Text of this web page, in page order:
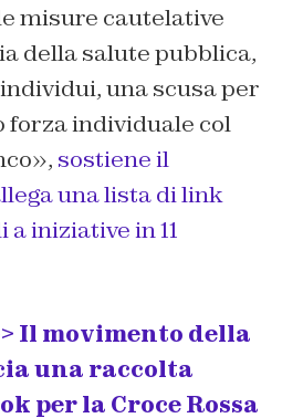
misure cautelative
della salute pubblica,
una scusa per
forza individuale col
sostiene il
una lista di link
iniziative in 11
Il movimento della
una raccolta
per la Croce Rossa